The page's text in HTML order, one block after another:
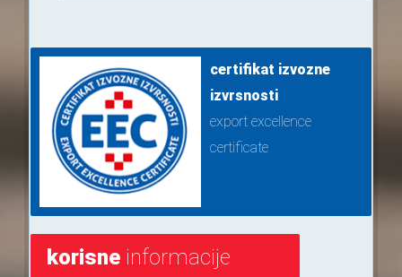
certifikat izvozne
izvrsnosti
export excellence
certificate
korisneinformacije